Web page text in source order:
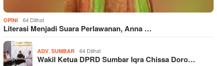
OPINI 64 Dilihat
Literasi Menjadi Suara Perlawanan, Anna …
ADV SUMBAR 64 Dilihat
Wakil Ketua DPRD Sumbar Iqra Chissa Doro…